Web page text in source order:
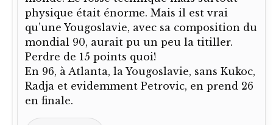
physique était énorme. Mais il est vrai
qu’une Yougoslavie, avec sa composition du
mondial 90, aurait pu un peu la titiller.
Perdre de 15 points quoi!
En 96, à Atlanta, la Yougoslavie, sans Kukoc,
Radja et evidemment Petrovic, en prend 26
en finale.